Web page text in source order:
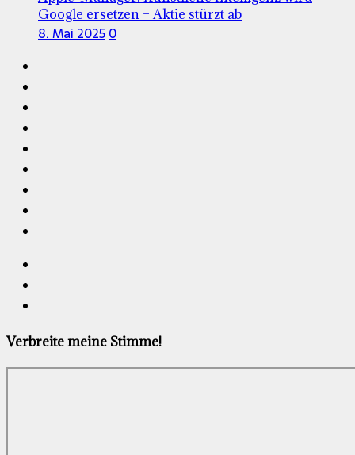
Google ersetzen – Aktie stürzt ab
8. Mai 20250
Verbreite meine Stimme!